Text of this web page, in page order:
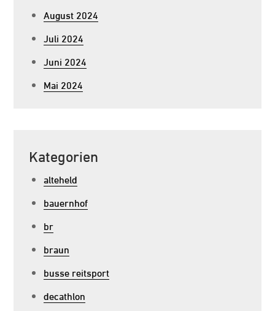
August 2024
Juli 2024
Juni 2024
Mai 2024
Kategorien
alteheld
bauernhof
br
braun
busse reitsport
decathlon